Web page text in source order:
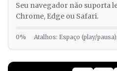
Seu navegador não suporta
Chrome, Edge ou Safari.
0% Atalhos: Espaço (play/